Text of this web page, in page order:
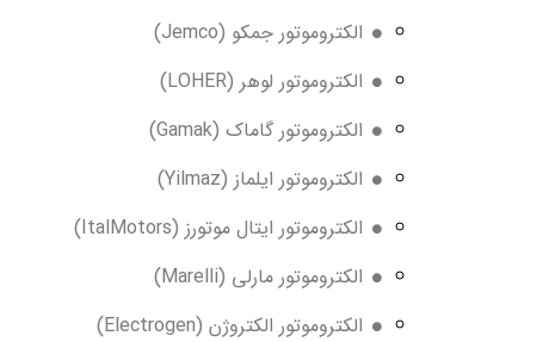
الکتروموتور جمکو (Jemco)
الکتروموتور لوهر (LOHER)
الکتروموتور گاماک (Gamak)
الکتروموتور ایلماز (Yilmaz)
الکتروموتور ایتال موتورز (ItalMotors)
الکتروموتور مارلی (Marelli)
الکتروموتور الکتروژن (Electrogen)